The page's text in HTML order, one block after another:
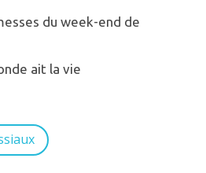
du week-end de
ait la vie